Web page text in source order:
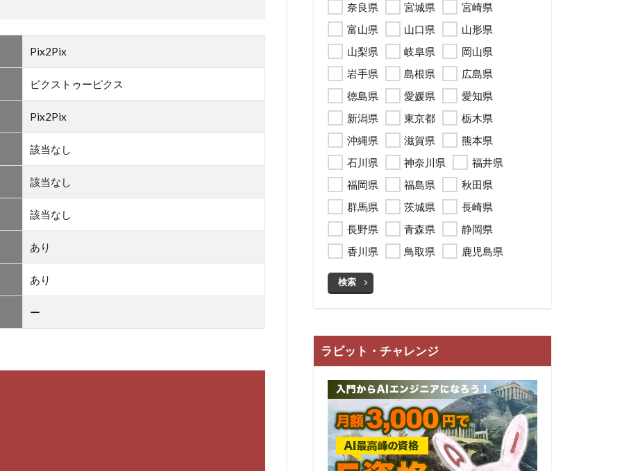
Pix2Pix
ピクストゥーピクス
Pix2Pix
該当なし
該当なし
該当なし
あり
あり
ー
奈良県
宮城県
宮崎県
富山県
山口県
山形県
山梨県
岐阜県
岡山県
岩手県
島根県
広島県
徳島県
愛媛県
愛知県
新潟県
東京都
栃木県
沖縄県
滋賀県
熊本県
石川県
神奈川県
福井県
福岡県
福島県
秋田県
群馬県
茨城県
長崎県
長野県
青森県
静岡県
香川県
鳥取県 鹿児島県
検索
ラビット・チャレンジ